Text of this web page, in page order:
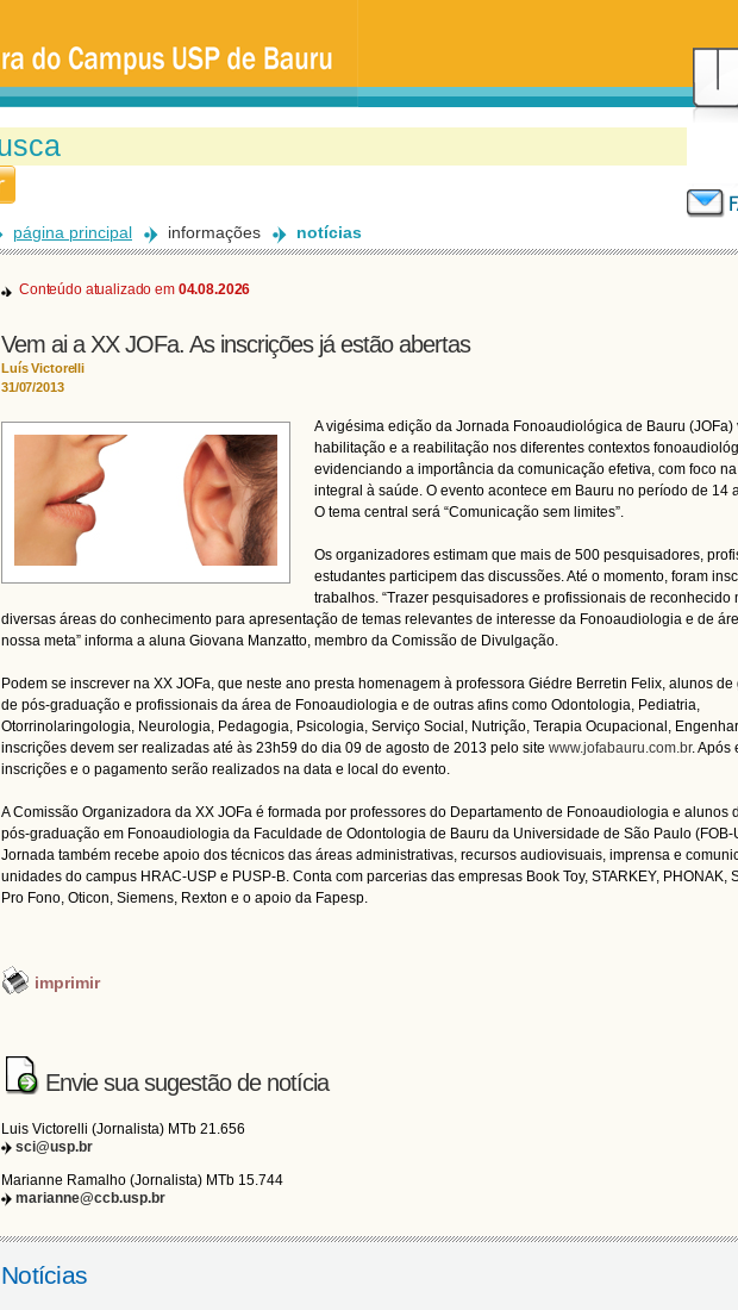
conteúdo
principal
página principal informações notícias
Conteúdo atualizado em 04.08.2026
Vem ai a XX JOFa. As inscrições já estão abertas
Luís Victorelli
31/07/2013
A vigésima edição da Jornada Fonoaudiológica de Bauru (JOFa)
habilitação e a reabilitação nos diferentes contextos
evidenciando a importância da comunicação efetiva, com foco
integral à saúde. O evento acontece em Bauru no período de 14
O tema central será “Comunicação sem limites”.
Os organizadores estimam que mais de 500 pesquisadores,
estudantes participem das discussões. Até o momento, foram
trabalhos. “Trazer pesquisadores e profissionais de reconhecido
diversas áreas do conhecimento para apresentação de temas relevantes de interesse da Fonoaudiologia e de
nossa meta” informa a aluna Giovana Manzatto, membro da Comissão de Divulgação.
Podem se inscrever na XX JOFa, que neste ano presta homenagem à professora Giédre Berretin Felix, alunos de
de pós-graduação e profissionais da área de Fonoaudiologia e de outras afins como Odontologia, Pediatria,
Otorrinolaringologia, Neurologia, Pedagogia, Psicologia, Serviço Social, Nutrição, Terapia Ocupacional,
inscrições devem ser realizadas até às 23h59 do dia 09 de agosto de 2013 pelo site www.jofabauru.com.br. Após
inscrições e o pagamento serão realizados na data e local do evento.
A Comissão Organizadora da XX JOFa é formada por professores do Departamento de Fonoaudiologia e alunos
pós-graduação em Fonoaudiologia da Faculdade de Odontologia de Bauru da Universidade de São Paulo (FOB-
Jornada também recebe apoio dos técnicos das áreas administrativas, recursos audiovisuais, imprensa e
unidades do campus HRAC-USP e PUSP-B. Conta com parcerias das empresas Book Toy, STARKEY, PHONAK,
Pro Fono, Oticon, Siemens, Rexton e o apoio da Fapesp.
imprimir
Envie sua sugestão de notícia
Luis Victorelli (Jornalista) MTb 21.656
sci@usp.br
Marianne Ramalho (Jornalista) MTb 15.744
marianne@ccb.usp.br
Notícias